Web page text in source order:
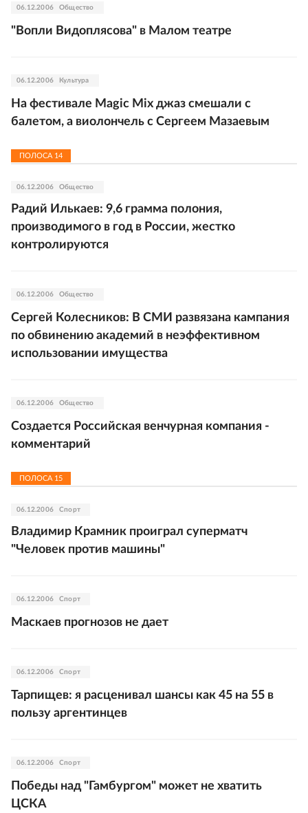
06.12.2006 Общество
"Вопли Видоплясова" в Малом театре
06.12.2006 Культура
На фестивале Magic Mix джаз смешали с
балетом, а виолончель с Сергеем Мазаевым
ПОЛОСА 14
06.12.2006 Общество
Радий Илькаев: 9,6 грамма полония,
производимого в год в России, жестко
контролируются
06.12.2006 Общество
Сергей Колесников: В СМИ развязана кампания
по обвинению академий в неэффективном
использовании имущества
06.12.2006 Общество
Создается Российская венчурная компания -
комментарий
ПОЛОСА 15
06.12.2006 Спорт
Владимир Крамник проиграл суперматч
"Человек против машины"
06.12.2006 Спорт
Маскаев прогнозов не дает
06.12.2006 Спорт
Тарпищев: я расценивал шансы как 45 на 55 в
пользу аргентинцев
06.12.2006 Спорт
Победы над "Гамбургом" может не хватить
ЦСКА